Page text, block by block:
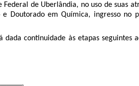
de Uberlândia, no uso de suas
em Química, ingresso no
continuidade às etapas